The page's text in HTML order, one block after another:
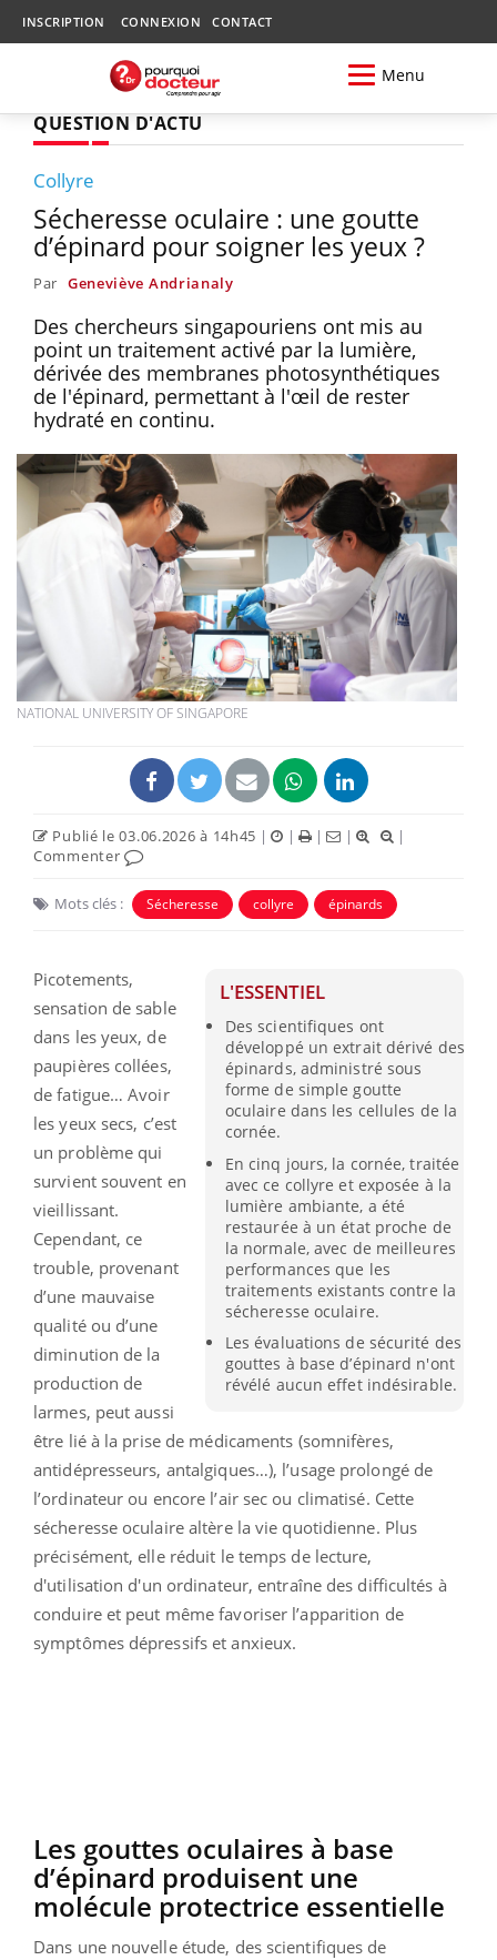
INSCRIPTION CONNEXION CONTACT
Menu
QUESTION D'ACTU
Collyre
Sécheresse oculaire : une goutte
d’épinard pour soigner les yeux ?
Par Geneviève Andrianaly
Des chercheurs singapouriens ont mis au
point un traitement activé par la lumière,
dérivée des membranes photosynthétiques
de l'épinard, permettant à l'œil de rester
hydraté en continu.
NATIONAL UNIVERSITY OF SINGAPORE
Publié le 03.06.2026 à 14h45 | | | |
|
Commenter
Mots clés : Sécheresse collyre épinards
L'ESSENTIEL
Des scientifiques ont
développé un extrait dérivé des
épinards, administré sous
forme de simple goutte
oculaire dans les cellules de la
cornée.
En cinq jours, la cornée, traitée
avec ce collyre et exposée à la
lumière ambiante, a été
restaurée à un état proche de
la normale, avec de meilleures
performances que les
traitements existants contre la
sécheresse oculaire.
Les évaluations de sécurité des
gouttes à base d’épinard n'ont
révélé aucun effet indésirable.
Picotements,
sensation de sable
dans les yeux, de
paupières collées,
de fatigue… Avoir
les yeux secs, c’est
un problème qui
survient souvent en
vieillissant.
Cependant, ce
trouble, provenant
d’une mauvaise
qualité ou d’une
diminution de la
production de
larmes, peut aussi
être lié à la prise de médicaments (somnifères,
antidépresseurs, antalgiques…), l’usage prolongé de
l’ordinateur ou encore l’air sec ou climatisé. Cette
sécheresse oculaire altère la vie quotidienne. Plus
précisément, elle réduit le temps de lecture,
d'utilisation d'un ordinateur, entraîne des difficultés à
conduire et peut même favoriser l’apparition de
symptômes dépressifs et anxieux.
Les gouttes oculaires à base
d’épinard produisent une
molécule protectrice essentielle
Dans une nouvelle étude, des scientifiques de